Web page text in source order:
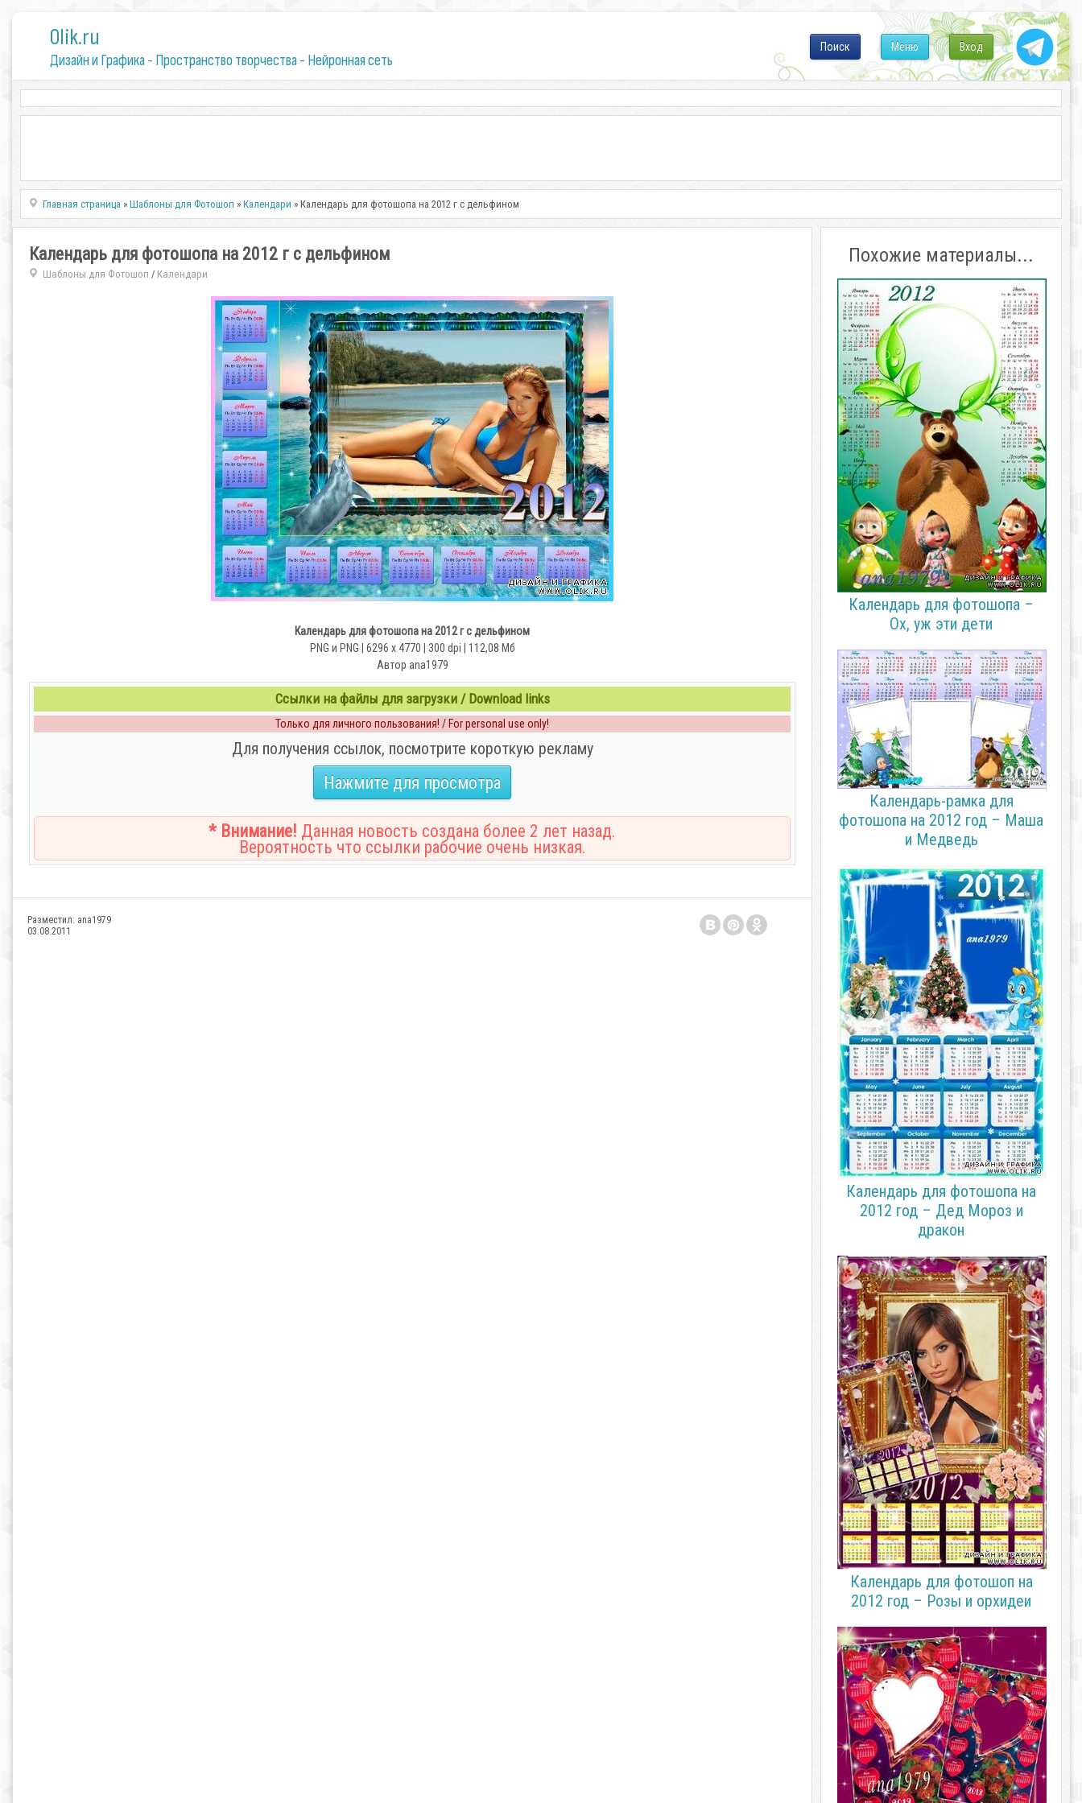
0lik.ru
Дизайн и Графика - Пространство творчества - Нейронная сеть
Вход
Меню
Поиск
Главная страница »Шаблоны для Фотошоп »Календари » Календарь для фотошопа на 2012 г с дельфином
Календарь для фотошопа на 2012 г с дельфином
Шаблоны для Фотошоп / Календари
Календарь для фотошопа на 2012 г с дельфином
PNG и PNG | 6296 x 4770 | 300 dpi | 112,08 Мб
Автор ana1979
Ссылки на файлы для загрузки / Download links
Только для личного пользования! / For personal use only!
Для получения ссылок, посмотрите короткую рекламу
Нажмите для просмотра
* Внимание! Данная новость создана более 2 лет назад.
Вероятность что ссылки рабочие очень низкая.
Разместил: ana1979
03.08.2011
Похожие материалы...
Календарь для фотошопа –
Ох, уж эти дети
Календарь-рамка для
фотошопа на 2012 год – Маша
и Медведь
Календарь для фотошопа на
2012 год – Дед Мороз и
дракон
Календарь для фотошоп на
2012 год – Розы и орхидеи